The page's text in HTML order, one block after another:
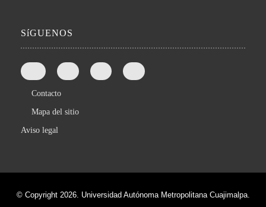
SíGUENOS
Contacto
Mapa del sitio
Aviso legal
© Copyright 2026. Universidad Autónoma Metropolitana Cuajimalpa.